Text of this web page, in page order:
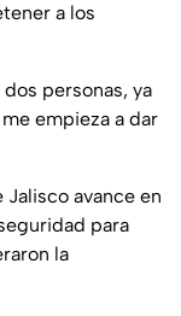
a los
personas, ya
empieza a dar
avance en
para
la